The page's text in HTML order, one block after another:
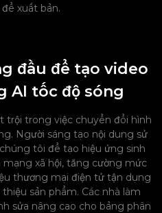
xuất bản.
đầu để tạo video
AI tốc độ sóng
trội trong việc chuyển đổi hình
Người sáng tạo nội dung sử
tôi để tạo hiệu ứng sinh
xã hội, tăng cường mức
thương mại điện tử tận dụng
sản phẩm. Các nhà làm
sửa nâng cao cho bảng phân